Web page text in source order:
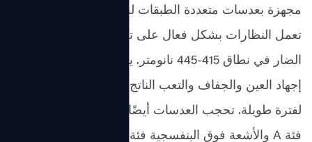
مجهزة بعدسات متعددة الطبقات لحجب الضوء الأزرق،
تعمل النظارات بشكل فعال على تصفية الضوء الأزرق
الضار في نطاق 415-445 نانومتر. يساعد ذلك على تقليل
إجهاد العين والجفاف والتعب الناتج عن التعرض للشاشة
لفترة طويلة. تحجب العدسات أيضًا الأشعة فوق البنفسجية